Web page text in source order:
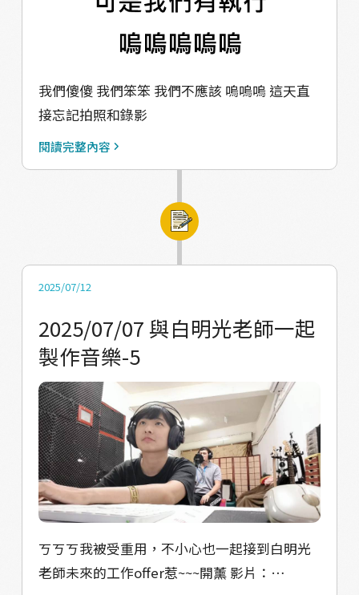
我們傻傻 我們笨笨 我們不應該 嗚嗚嗚 這天直
接忘記拍照和錄影
閱讀完整內容
2025/07/12
2025/07/07 與白明光老師一起
製作音樂-5
ㄎㄎㄎ我被受重用，不小心也一起接到白明光
老師未來的工作offer惹~~~開薰 影片：